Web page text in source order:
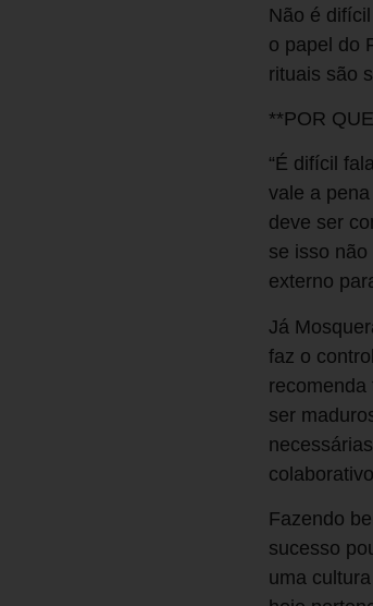
Não é
o papel do
rituais são
**POR
“É difícil
vale a
deve ser
se isso
externo
Já
faz o
recomenda
ser
Fazendo
sucesso
uma